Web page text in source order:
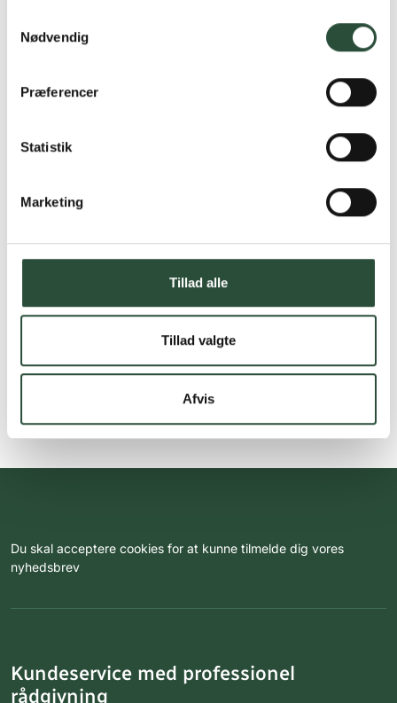
Nødvendig
Præferencer
Statistik
Marketing
Tillad alle
Tillad valgte
Afvis
Du skal acceptere cookies for at kunne tilmelde dig vores
nyhedsbrev
Kundeservice med professionel
rådgivning